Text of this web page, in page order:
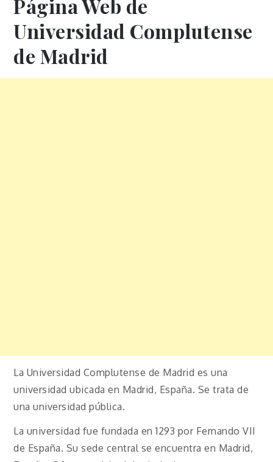
Página Web de
Universidad Complutense
de Madrid
La Universidad Complutense de Madrid es una
universidad ubicada en Madrid, España. Se trata de
una universidad pública.
La universidad fue fundada en 1293 por Fernando VII
de España. Su sede central se encuentra en Madrid,